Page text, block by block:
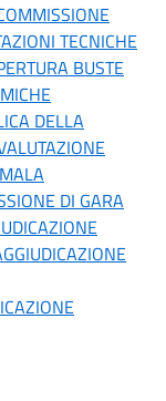
TECNICHE
BUSTE
DELLA
DI GARA